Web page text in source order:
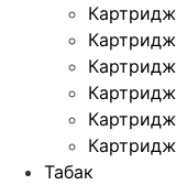
Табак